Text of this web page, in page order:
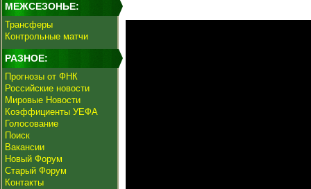
МЕЖСЕЗОНЬЕ:
Трансферы
Контрольные матчи
РАЗНОЕ:
Прогнозы от ФНК
Российские новости
Мировые Новости
Коэффициенты УЕФА
Голосование
Поиск
Вакансии
Новый Форум
Старый Форум
Контакты